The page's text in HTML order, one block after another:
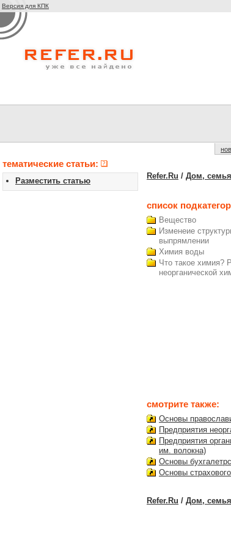
Версия для КПК
тематические статьи:
Разместить статью
Refer.Ru / Дом,
список
Вещество
Изменеие
выпрямлении
Химия воды
Что такое химия?
неорганической
смотрите также:
Основы
Предприятия
Предприятия
им. волокна)
Основы
Основы
Refer.Ru / Дом,